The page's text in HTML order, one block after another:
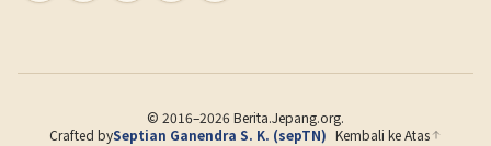
© 2016–2026 Berita.Jepang.org.
Crafted bySeptian Ganendra S. K. (sepTN) Kembali ke Atas